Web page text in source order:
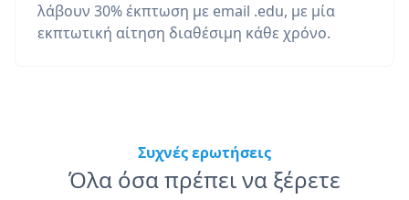
λάβουν 30% έκπτωση με email .edu, με μία
εκπτωτική αίτηση διαθέσιμη κάθε χρόνο.
Συχνές ερωτήσεις
Όλα όσα πρέπει να ξέρετε